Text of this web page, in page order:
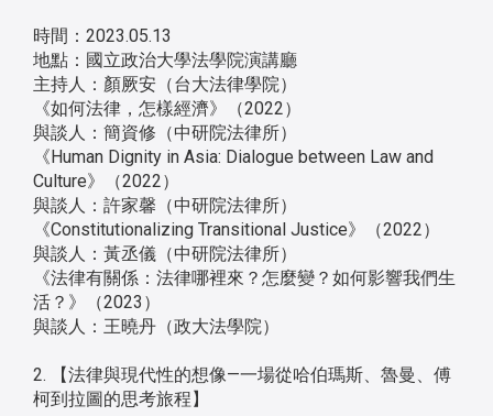
時間：2023.05.13
地點：國立政治大學法學院演講廳
主持人：顏厥安（台大法律學院）
《如何法律，怎樣經濟》（2022）
與談人：簡資修（中研院法律所）
《Human Dignity in Asia: Dialogue between Law and
Culture》（2022）
與談人：許家馨（中研院法律所）
《Constitutionalizing Transitional Justice》（2022）
與談人：黃丞儀（中研院法律所）
《法律有關係：法律哪裡來？怎麼變？如何影響我們生
活？》（2023）
與談人：王曉丹（政大法學院）
2. 【法律與現代性的想像—一場從哈伯瑪斯、魯曼、傅
柯到拉圖的思考旅程】